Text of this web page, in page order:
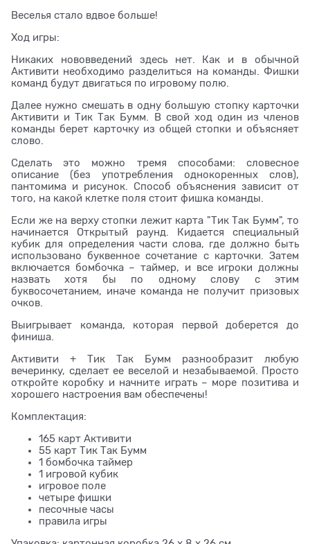
Веселья стало вдвое больше!
Ход игры:
Никаких нововведений здесь нет. Как и в обычной
Активити необходимо разделиться на команды. Фишки
команд будут двигаться по игровому полю.
Далее нужно смешать в одну большую стопку карточки
Активити и Тик Так Бумм. В свой ход один из членов
команды берет карточку из общей стопки и объясняет
слово.
Сделать это можно тремя способами: словесное
описание (без употребления однокоренных слов),
пантомима и рисунок. Способ объяснения зависит от
того, на какой клетке поля стоит фишка команды.
Если же на верху стопки лежит карта "Тик Так Бумм", то
начинается Открытый раунд. Кидается специальный
кубик для определения части слова, где должно быть
использовано буквенное сочетание с карточки. Затем
включается бомбочка – таймер, и все игроки должны
назвать хотя бы по одному слову с этим
буквосочетанием, иначе команда не получит призовых
очков.
Выигрывает команда, которая первой доберется до
финиша.
Активити + Тик Так Бумм разнообразит любую
вечеринку, сделает ее веселой и незабываемой. Просто
откройте коробку и начните играть – море позитива и
хорошего настроения вам обеспечены!
Комплектация:
165 карт Активити
55 карт Тик Так Бумм
1 бомбочка таймер
1 игровой кубик
игровое поле
четыре фишки
песочные часы
правила игры